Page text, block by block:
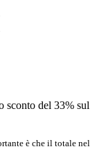
sconto del 33% sul
è che il totale nel